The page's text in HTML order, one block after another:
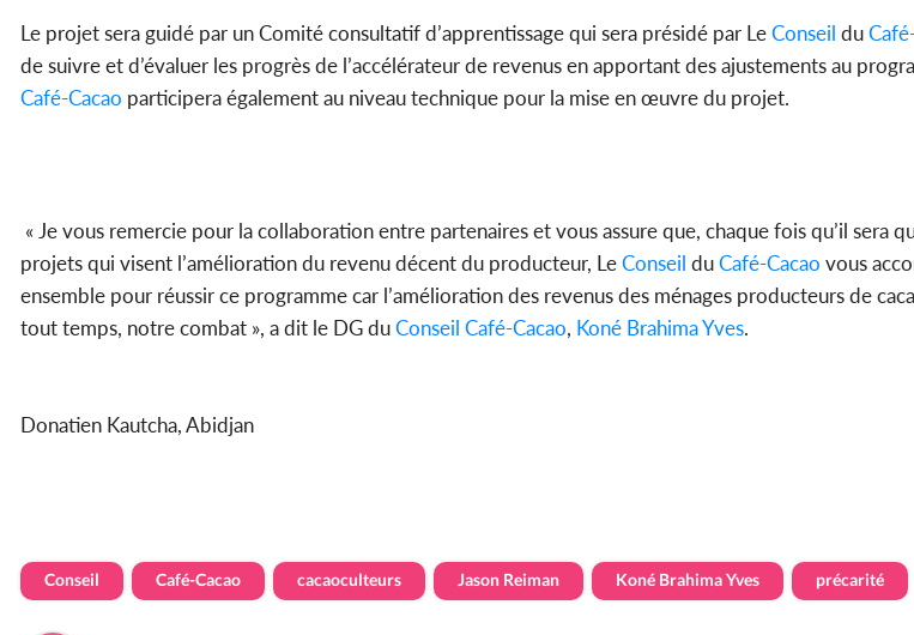
Le projet sera guidé par un Comité consultatif d’apprentissage qui sera présidé par LeConseil du
de suivre et d’évaluer les progrès de l’accélérateur de revenus en apportant des ajustements au
Café-Cacao participera également au niveau technique pour la mise en œuvre du projet.
« Je vous remercie pour la collaboration entre partenaires et vous assure que, chaque fois qu’il sera
projets qui visent l’amélioration du revenu décent du producteur, LeConseil duCafé-Cacao vous
ensemble pour réussir ce programme car l’amélioration des revenus des ménages producteurs de
tout temps, notre combat », a dit le DG duConseil Café-Cacao, Koné Brahima Yves.
Donatien Kautcha, Abidjan
Conseil Café-Cacao cacaoculteurs Jason Reiman Koné Brahima Yves précarité